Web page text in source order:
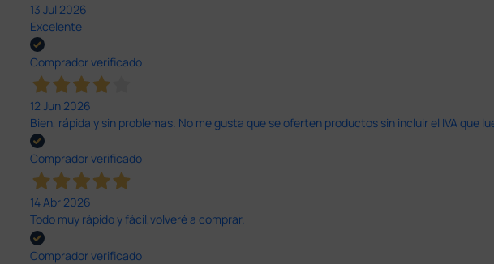
13 Jul 2026
Excelente
Comprador verificado
12 Jun 2026
Bien, rápida y sin problemas. No me gusta que se oferten productos sin incluir el IVA que
Comprador verificado
14 Abr 2026
Todo muy rápido y fácil,volveré a comprar.
Comprador verificado